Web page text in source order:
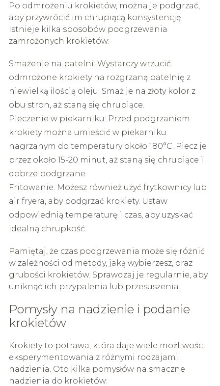
Po odmrożeniu krokietów, można je podgrzać,
aby przywrócić im chrupiącą konsystencję.
Istnieje kilka sposobów podgrzewania
zamrożonych krokietów:
Smażenie na patelni: Wystarczy wrzucić
odmrożone krokiety na rozgrzaną patelnię z
niewielką ilością oleju. Smaż je na złoty kolor z
obu stron, aż staną się chrupiące.
Pieczenie w piekarniku: Przed podgrzaniem
krokiety można umieścić w piekarniku
nagrzanym do temperatury około 180°C. Piecz je
przez około 15-20 minut, aż staną się chrupiące i
dobrze podgrzane.
Fritowanie: Możesz również użyć frytkownicy lub
air fryera, aby podgrzać krokiety. Ustaw
odpowiednią temperaturę i czas, aby uzyskać
idealną chrupkość.
Pamiętaj, że czas podgrzewania może się różnić
w zależności od metody, jaką wybierzesz, oraz
grubości krokietów. Sprawdzaj je regularnie, aby
uniknąć ich przypalenia lub przesuszenia.
Pomysły na nadzienie i podanie
krokietów
Krokiety to potrawa, która daje wiele możliwości
eksperymentowania z różnymi rodzajami
nadzienia. Oto kilka pomysłów na smaczne
nadzienia do krokietów: